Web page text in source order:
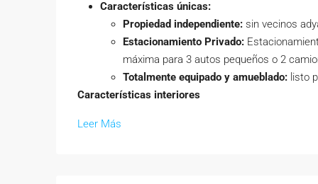
Características únicas:
Propiedad independiente: sin vecinos
Estacionamiento Privado:
máxima para 3 autos pequeños o 2
Totalmente equipado y amueblado: listo
Características interiores
Leer Más